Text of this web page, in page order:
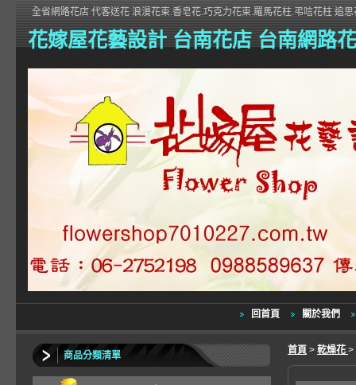
花嫁屋花藝設計 台南花店 台南網路
全省網路花店 代客送花 浪漫花束.香皂花.巧克力花束.羅馬花柱.弔唁花柱 追
回首頁 關於我們
商品分類清單 首頁 > 乾燥花 >